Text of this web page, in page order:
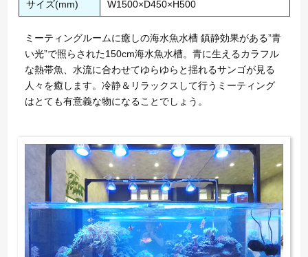
サイズ(mm) W1500×D450×H500
ミーティングルームに癒しの海水魚水槽 鎮静効果がある”青
い光”で照らされた150cm海水魚水槽。青に生えるカラフル
な熱帯魚、水流に合わせてゆらゆらと揺れるサンゴが見る
人々を癒します。冷静＆リラックスして行うミーティング
はとても有意義な物になることでしょう。